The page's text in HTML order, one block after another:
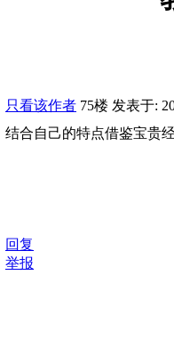
只看该作者 75楼 发表于:
结合自己的特点借鉴宝贵
回复
举报